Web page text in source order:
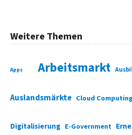
Weitere Themen
Apps Arbeitsmarkt
Auslandsmärkte Cloud Computing
Digitalisierung E-Government